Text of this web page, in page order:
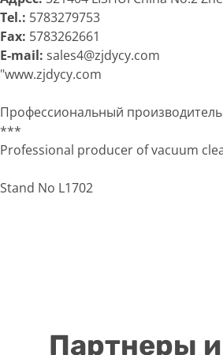
Tel.: 5783279753
Fax: 5783262661
E-mail: sales4@zjdycy.com
"www.zjdycy.com
Профессиональный
***
Professional producer of vacuum
Stand No L1702
Партнеры